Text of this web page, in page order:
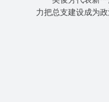
力把总支建设成为